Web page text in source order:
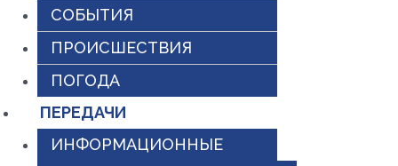
СОБЫТИЯ
ПРОИСШЕСТВИЯ
ПОГОДА
ПЕРЕДАЧИ
ИНФОРМАЦИОННЫЕ